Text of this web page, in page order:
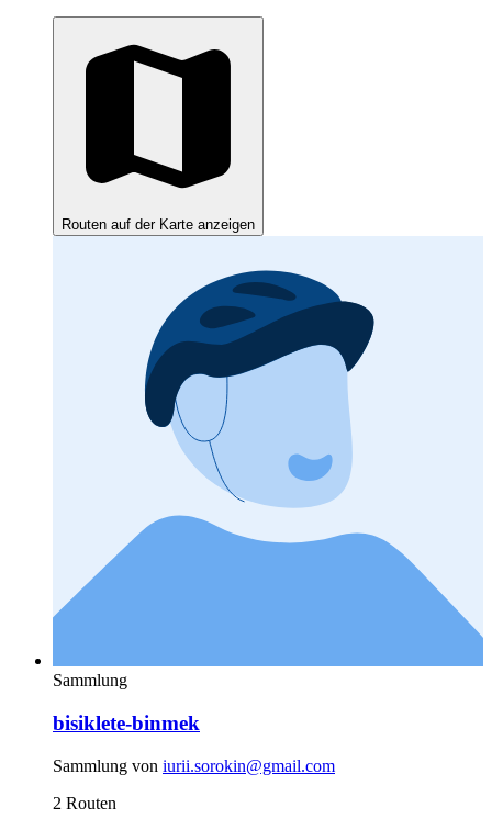
Routen auf der Karte anzeigen
Sammlung
bisiklete-binmek
Sammlung von iurii.sorokin@gmail.com
2 Routen